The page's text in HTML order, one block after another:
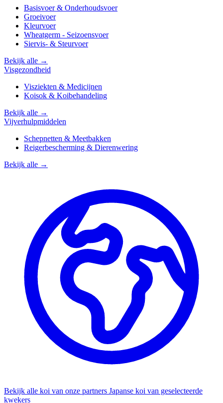
Basisvoer & Onderhoudsvoer
Groeivoer
Kleurvoer
Wheatgerm - Seizoensvoer
Siervis- & Steurvoer
Bekijk alle →
Visgezondheid
Visziekten & Medicijnen
Koisok & Koibehandeling
Bekijk alle →
Vijverhulpmiddelen
Schepnetten & Meetbakken
Reigerbescherming & Dierenwering
Bekijk alle →
Bekijk alle koi van onze partners Japanse koi van geselecteerde
kwekers